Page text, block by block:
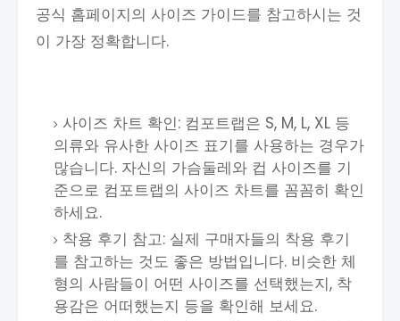
공식 홈페이지의 사이즈 가이드를 참고하시는 것
이 가장 정확합니다.
사이즈 차트 확인: 컴포트랩은 S, M, L, XL 등
의류와 유사한 사이즈 표기를 사용하는 경우가
많습니다. 자신의 가슴둘레와 컵 사이즈를 기
준으로 컴포트랩의 사이즈 차트를 꼼꼼히 확인
하세요.
착용 후기 참고: 실제 구매자들의 착용 후기
를 참고하는 것도 좋은 방법입니다. 비슷한 체
형의 사람들이 어떤 사이즈를 선택했는지, 착
용감은 어떠했는지 등을 확인해 보세요.